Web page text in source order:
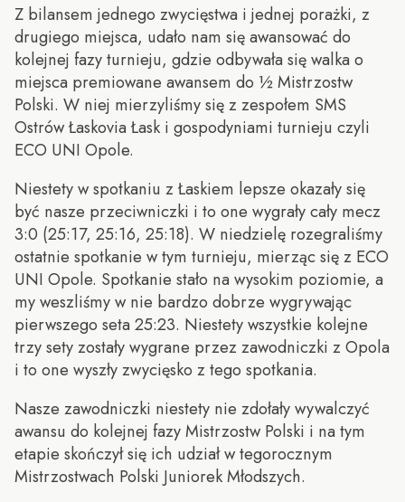
Z bilansem jednego zwycięstwa i jednej porażki, z
drugiego miejsca, udało nam się awansować do
kolejnej fazy turnieju, gdzie odbywała się walka o
miejsca premiowane awansem do ½ Mistrzostw
Polski. W niej mierzyliśmy się z zespołem SMS
Ostrów Łaskovia Łask i gospodyniami turnieju czyli
ECO UNI Opole.
Niestety w spotkaniu z Łaskiem lepsze okazały się
być nasze przeciwniczki i to one wygrały cały mecz
3:0 (25:17, 25:16, 25:18). W niedzielę rozegraliśmy
ostatnie spotkanie w tym turnieju, mierząc się z ECO
UNI Opole. Spotkanie stało na wysokim poziomie, a
my weszliśmy w nie bardzo dobrze wygrywając
pierwszego seta 25:23. Niestety wszystkie kolejne
trzy sety zostały wygrane przez zawodniczki z Opola
i to one wyszły zwycięsko z tego spotkania.
Nasze zawodniczki niestety nie zdołały wywalczyć
awansu do kolejnej fazy Mistrzostw Polski i na tym
etapie skończył się ich udział w tegorocznym
Mistrzostwach Polski Juniorek Młodszych.